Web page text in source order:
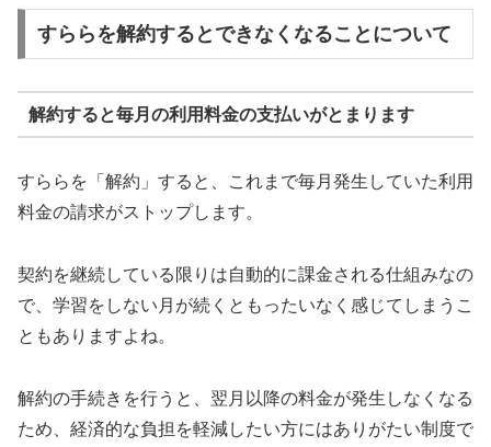
すららを解約するとできなくなることについて
解約すると毎月の利用料金の支払いがとまります
すららを「解約」すると、これまで毎月発生していた利用
料金の請求がストップします。
契約を継続している限りは自動的に課金される仕組みなの
で、学習をしない月が続くともったいなく感じてしまうこ
ともありますよね。
解約の手続きを行うと、翌月以降の料金が発生しなくなる
ため、経済的な負担を軽減したい方にはありがたい制度で